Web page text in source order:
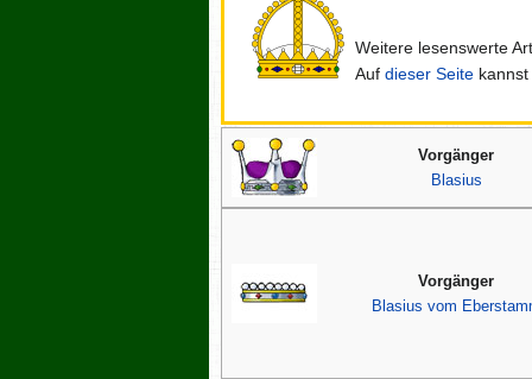
Weitere lesenswerte
Auf dieser Seite
Vorgänger
Blasius
Vorgänger
Blasius vom